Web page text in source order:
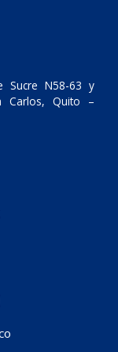
Sucre N58-63 y
Carlos, Quito –